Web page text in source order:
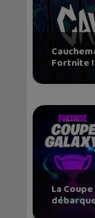
Fortnite !
La